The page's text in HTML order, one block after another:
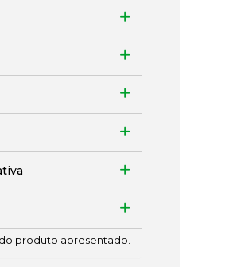
produto apresentado.